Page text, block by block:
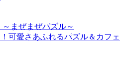
まぜまぜパズル～
可愛さあふれるパズル＆カフェ